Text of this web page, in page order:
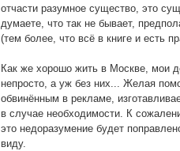
отчасти разумное существо, это
думаете, что так не бывает,
(тем более, что всё в книге и есть
Как же хорошо жить в Москве, мои
непросто, а уж без них... Желая
обвинённым в рекламе,
в случае необходимости. К
это недоразумение будет
виду.